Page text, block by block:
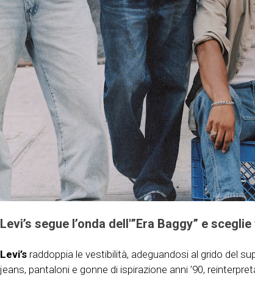
Levi’s segue l’onda dell'”Era Baggy” e
Levi’s raddoppia le vestibilità, adeguandosi al grido del
jeans, pantaloni e gonne di ispirazione anni ’90,